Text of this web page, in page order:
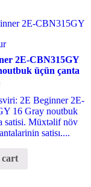
2E-CBN315GY
üçün çanta
2E Beginner 2E-
16 Gray noutbuk
satisi. Müxtəlif növ
satisı....